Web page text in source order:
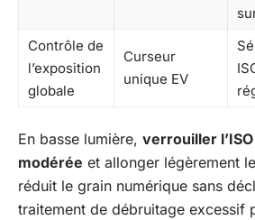
Contrôle de
l’exposition
globale
Curseur
unique EV
En basse lumière, verrouiller
modérée et allonger légèrement
réduit le grain numérique sans
traitement de débruitage excessif